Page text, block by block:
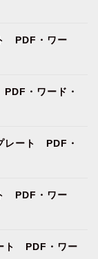
PDF・ワー
・ワード・
レート PDF・
PDF・ワー
ト PDF・ワー